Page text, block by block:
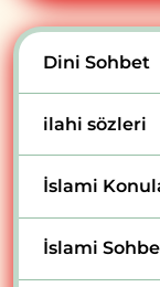
Dini Sohbet
ilahi sözleri
İslami
İslami